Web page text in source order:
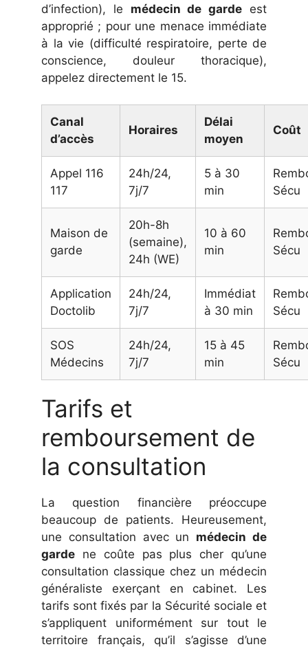
d’infection), le médecin de garde est
approprié ; pour une menace immédiate
à la vie (difficulté respiratoire, perte de
conscience, douleur thoracique),
appelez directement le 15.
Canal
d’accès
Horaires
Délai
moyen
Coût
Appel 116
117
24h/24,
7j/7
5 à 30
min
Sécu
Maison de
garde
20h-8h
(semaine),
24h (WE)
10 à 60
min
Sécu
Application
Doctolib
24h/24,
7j/7
Immédiat
à 30 min
Sécu
SOS
Médecins
24h/24,
7j/7
15 à 45
min
Sécu
Tarifs et
remboursement de
la consultation
La question financière préoccupe
beaucoup de patients. Heureusement,
une consultation avec un médecin de
garde ne coûte pas plus cher qu’une
consultation classique chez un médecin
généraliste exerçant en cabinet. Les
tarifs sont fixés par la Sécurité sociale et
s’appliquent uniformément sur tout le
territoire français, qu’il s’agisse d’une